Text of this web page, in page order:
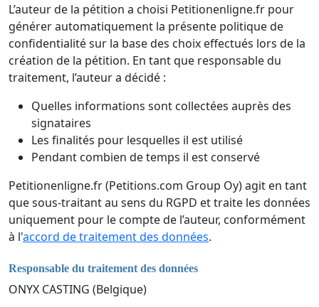
L’auteur de la pétition a choisi Petitionenligne.fr pour
générer automatiquement la présente politique de
confidentialité sur la base des choix effectués lors de la
création de la pétition. En tant que responsable du
traitement, l’auteur a décidé :
Quelles informations sont collectées auprès des
signataires
Les finalités pour lesquelles il est utilisé
Pendant combien de temps il est conservé
Petitionenligne.fr (Petitions.com Group Oy) agit en tant
que sous-traitant au sens du RGPD et traite les données
uniquement pour le compte de l’auteur, conformément
à l'accord de traitement des données.
Responsable du traitement des données
ONYX CASTING (Belgique)